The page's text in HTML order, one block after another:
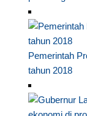
Pemerintah
tahun 2018